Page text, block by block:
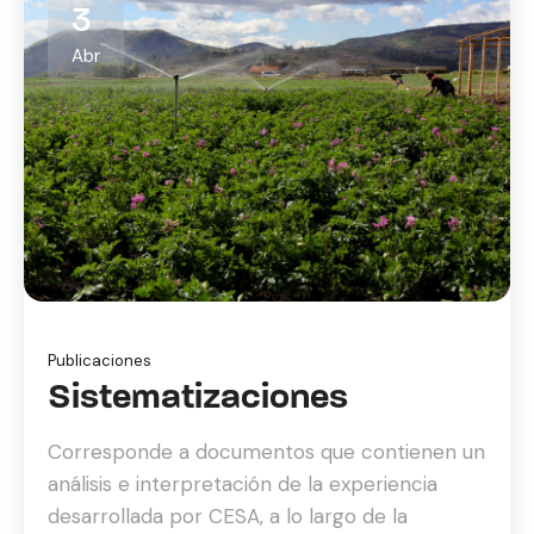
3
Abr
Publicaciones
Sistematizaciones
Corresponde a documentos que contienen un
análisis e interpretación de la experiencia
desarrollada por CESA, a lo largo de la